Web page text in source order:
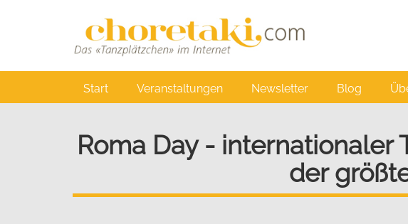
Main
navigation
Start Veranstaltungen Newsletter Blog
Roma Day -
der